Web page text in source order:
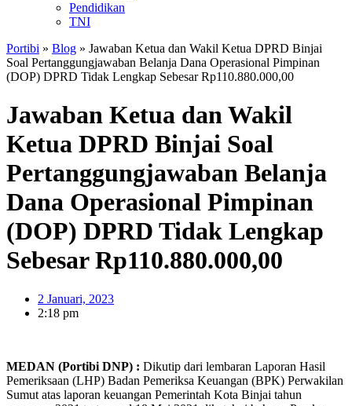
Pendidikan
TNI
Portibi » Blog » Jawaban Ketua dan Wakil Ketua DPRD Binjai
Soal Pertanggungjawaban Belanja Dana Operasional Pimpinan
(DOP) DPRD Tidak Lengkap Sebesar Rp110.880.000,00
Jawaban Ketua dan Wakil
Ketua DPRD Binjai Soal
Pertanggungjawaban Belanja
Dana Operasional Pimpinan
(DOP) DPRD Tidak Lengkap
Sebesar Rp110.880.000,00
2 Januari, 2023
2:18 pm
MEDAN (Portibi DNP) : Dikutip dari lembaran Laporan Hasil
Pemeriksaan (LHP) Badan Pemeriksa Keuangan (BPK) Perwakilan
Sumut atas laporan keuangan Pemerintah Kota Binjai tahun